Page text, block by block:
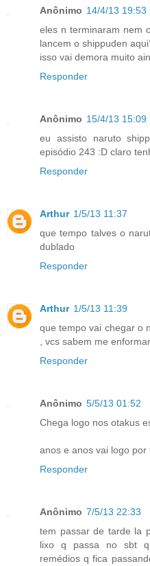
Anônimo 14/4/13 19:53
eles n terminaram nem
lancem o shippuden
isso vai demora muito
Responder
Anônimo 15/4/13 15:09
eu assisto naruto
episódio 243 :D claro
Responder
Arthur 1/5/13 11:37
que tempo talves o
dublado
Responder
Arthur 1/5/13 11:39
que tempo vai chegar o
, vcs sabem me
Responder
Anônimo 5/5/13 01:52
Chega logo nos otakus
anos e anos vai logo por
Responder
Anônimo 7/5/13 22:33
tem passar de tarde la
lixo q passa no sbt
remédios q fica